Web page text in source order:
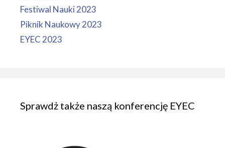
Festiwal Nauki 2023
Piknik Naukowy 2023
EYEC 2023
Sprawdż także naszą konferencję EYEC